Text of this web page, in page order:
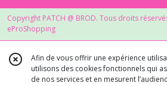
Copyright PATCH @ BROD. Tous droits
eProShopping
Afin de vous offrir une expérience
utilisons des cookies fonctionnels qui
de nos services et en mesurent